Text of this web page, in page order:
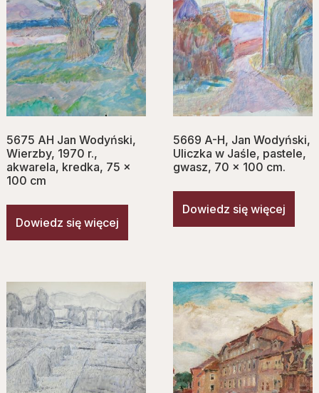
5675 AH Jan Wodyński,
Wierzby, 1970 r.,
akwarela, kredka, 75 x
100 cm
Dowiedz się więcej
5669 A-H, Jan Wodyński,
Uliczka w Jaśle, pastele,
gwasz, 70 x 100 cm.
Dowiedz się więcej